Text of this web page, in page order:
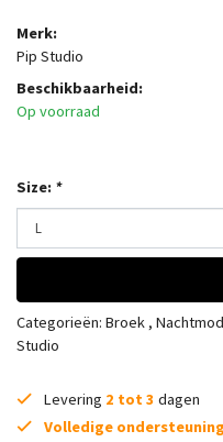
Merk:
Pip Studio
Beschikbaarheid:
Op voorraad
Size: *
Categorieën: Broek ,
Studio
Levering 2 tot 3 dagen
Volledige ondersteuning